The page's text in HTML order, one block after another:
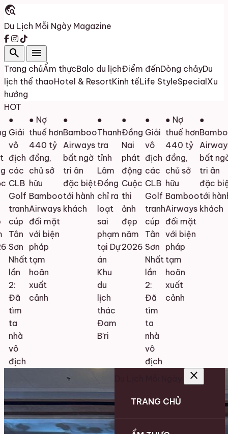
travel_explore
Du Lịch Mỗi Ngày Magazine
search menu
Trang chủẨm thựcBalo du lịchĐiểm đếnDòng chảyDu
lịch thể thaoHotel & ResortKinh tếLife StyleSpecial Xu
hướng
HOT
Giải
vô
địch
các
CLB
Golf
tranh
cúp
Tân
Sơn
Nhất
lần
2:
Đã
tìm
ta
nhà
vô
địch
● Nợ
thuế hơn
440 tỷ
đồng,
chủ sở
hữu
Bamboo
Airways
đối mặt
với biện
pháp
tạm
hoãn
xuất
cảnh
Bamboo
Airways
bất ngờ
tri ân
đặc biệt
tới hành
khách
Thanh
tra
tỉnh
Lâm
Đồng
chỉ ra
loạt
sai
phạm
tại Dự
án
Khu
du
lịch
thác
Đam
B’ri
Đồng
Nai
phát
động
Cuộc
thi
ảnh
đẹp
năm
2026
Giải
vô
địch
các
CLB
Golf
tranh
cúp
Tân
Sơn
Nhất
lần
2:
Đã
tìm
ta
nhà
vô
địch
● Nợ
thuế hơn
440 tỷ
đồng,
chủ sở
hữu
Bamboo
Airways
đối mặt
với biện
pháp
tạm
hoãn
xuất
cảnh
Bamboo
Airways
bất ngờ
tri ân
đặc biệt
tới hành
khách
close
TRANG CHỦ